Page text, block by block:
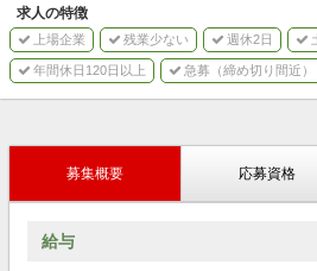
求人の特徴
上場企業 残業少ない 週休2日
年間休日120日以上 急募（締め切り間近）
募集概要 応募資格
給与